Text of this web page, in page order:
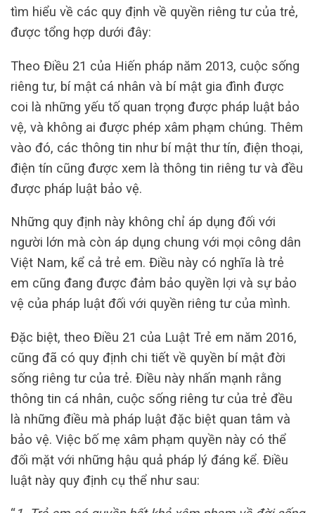
tìm hiểu về các quy định về quyền riêng tư của trẻ,
được tổng hợp dưới đây:
Theo Điều 21 của Hiến pháp năm 2013, cuộc sống
riêng tư, bí mật cá nhân và bí mật gia đình được
coi là những yếu tố quan trọng được pháp luật bảo
vệ, và không ai được phép xâm phạm chúng. Thêm
vào đó, các thông tin như bí mật thư tín, điện thoại,
điện tín cũng được xem là thông tin riêng tư và đều
được pháp luật bảo vệ.
Những quy định này không chỉ áp dụng đối với
người lớn mà còn áp dụng chung với mọi công dân
Việt Nam, kể cả trẻ em. Điều này có nghĩa là trẻ
em cũng đang được đảm bảo quyền lợi và sự bảo
vệ của pháp luật đối với quyền riêng tư của mình.
Đặc biệt, theo Điều 21 của Luật Trẻ em năm 2016,
cũng đã có quy định chi tiết về quyền bí mật đời
sống riêng tư của trẻ. Điều này nhấn mạnh rằng
thông tin cá nhân, cuộc sống riêng tư của trẻ đều
là những điều mà pháp luật đặc biệt quan tâm và
bảo vệ. Việc bố mẹ xâm phạm quyền này có thể
đối mặt với những hậu quả pháp lý đáng kể. Điều
luật này quy định cụ thể như sau: